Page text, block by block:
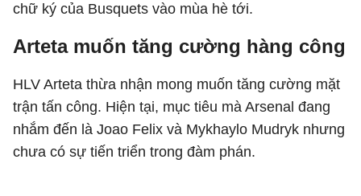
chữ ký của Busquets vào mùa hè tới.
Arteta muốn tăng cường hàng công
HLV Arteta thừa nhận mong muốn tăng cường mặt
trận tấn công. Hiện tại, mục tiêu mà Arsenal đang
nhắm đến là Joao Felix và Mykhaylo Mudryk nhưng
chưa có sự tiến triển trong đàm phán.